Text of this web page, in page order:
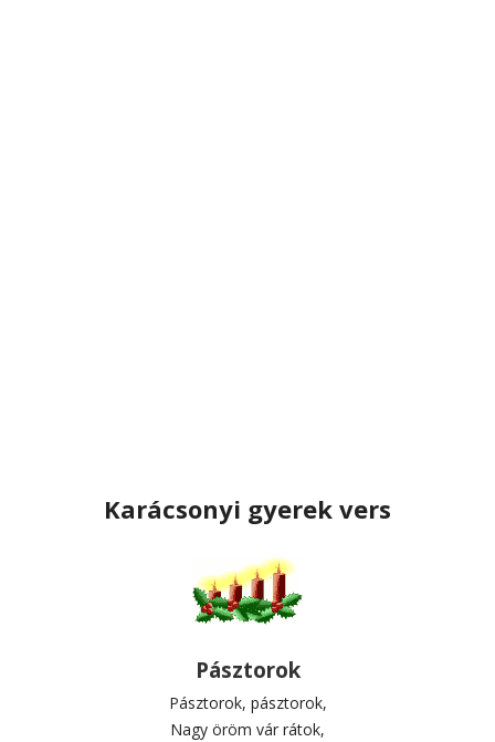
Karácsonyi gyerek vers
Pásztorok
Pásztorok, pásztorok,
Nagy öröm vár rátok,